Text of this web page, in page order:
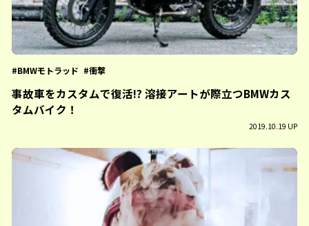
BMWモトラッド 衝撃
事故車をカスタムで復活!? 溶接アートが際立つBMWカス
タムバイク！
2019.10.19 UP